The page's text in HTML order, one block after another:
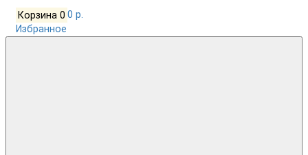
Корзина 0 0 р.
Избранное